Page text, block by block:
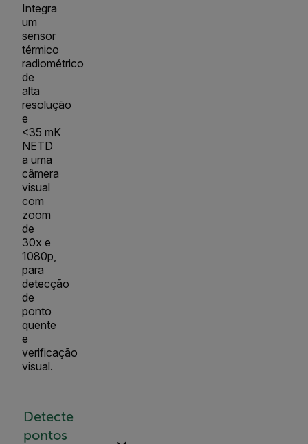
Integra
um
sensor
térmico
radiométrico
de
alta
resolução
e
<35 mK
NETD
a uma
câmera
visual
com
zoom
de
30x e
1080p,
para
detecção
de
ponto
quente
e
verificação
visual.
Detecte
pontos